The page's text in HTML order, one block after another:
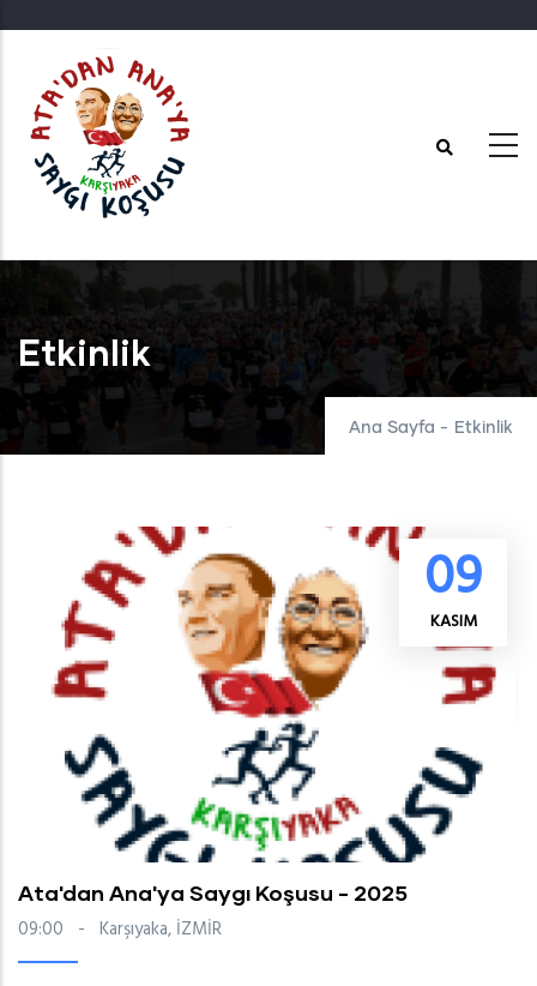
Etkinlik
Ana Sayfa - Etkinlik
09
KASIM
Ata'dan Ana'ya Saygı Koşusu - 2025
09:00 - Karşıyaka, İZMİR